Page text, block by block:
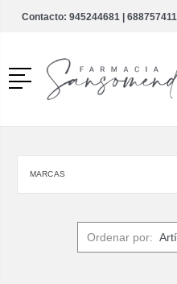
Contacto: 945244681 | 688757411
Menú
MARCAS
Ordenar por: